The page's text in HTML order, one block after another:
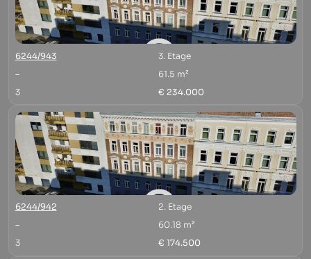
6244/943
3. Etage
–
61.5 m²
3
€ 234.000
6244/942
2. Etage
–
60.18 m²
3
€ 174.500